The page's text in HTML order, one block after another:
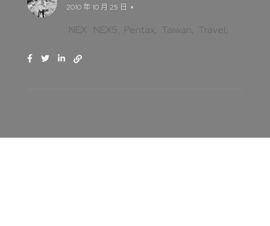
2010 年 10 月 25 日
NEX NEX5 Pentax Taiwan Travel